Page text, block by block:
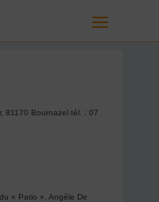
81170 Bournazel tél. : 07
« Patio », Angèle De